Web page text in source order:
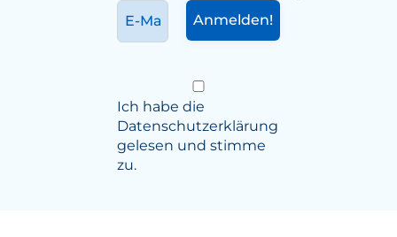
Ich habe die
Datenschutzerklärung
gelesen und stimme
zu.